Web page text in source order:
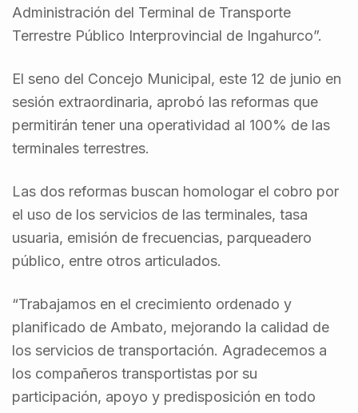
Administración del Terminal de Transporte
Terrestre Público Interprovincial de Ingahurco”.
El seno del Concejo Municipal, este 12 de junio en
sesión extraordinaria, aprobó las reformas que
permitirán tener una operatividad al 100% de las
terminales terrestres.
Las dos reformas buscan homologar el cobro por
el uso de los servicios de las terminales, tasa
usuaria, emisión de frecuencias, parqueadero
público, entre otros articulados.
“Trabajamos en el crecimiento ordenado y
planificado de Ambato, mejorando la calidad de
los servicios de transportación. Agradecemos a
los compañeros transportistas por su
participación, apoyo y predisposición en todo